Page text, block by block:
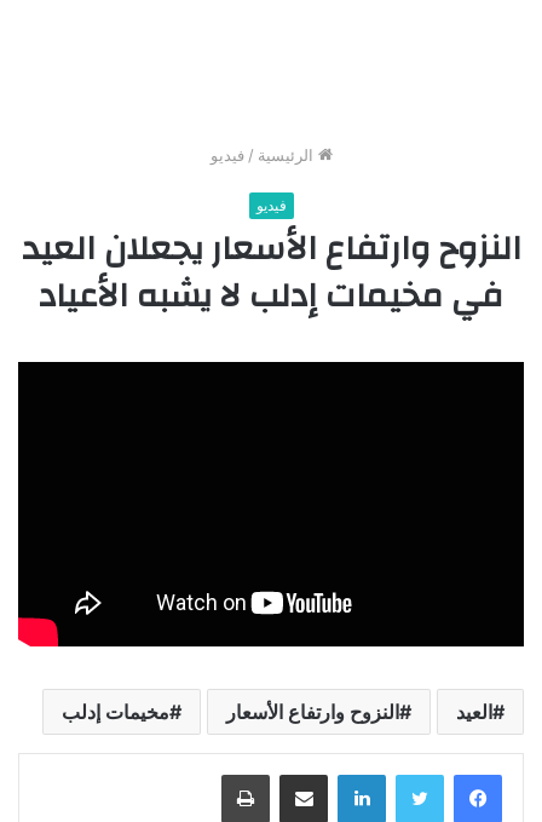
الرئيسية / فيديو
فيديو
النزوح وارتفاع الأسعار يجعلان العيد
في مخيمات إدلب لا يشبه الأعياد
العيد النزوح وارتفاع الأسعار مخيمات إدلب
لينكدإن